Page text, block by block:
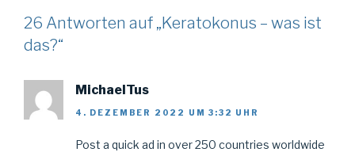
26 Antworten auf „Keratokonus – was ist
das?“
MichaelTus
4. DEZEMBER 2022 UM 3:32 UHR
Post a quick ad in over 250 countries worldwide